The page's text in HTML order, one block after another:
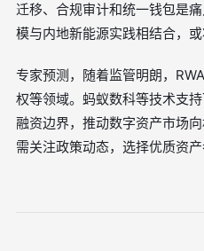
迁移、合规审计和统一钱包是
模与内地新能源实践相结合，或
专家预测，随着监管明朗，
权等领域。蚂蚁数科等技术支
融资边界，推动数字资产市场
需关注政策动态，选择优质资产